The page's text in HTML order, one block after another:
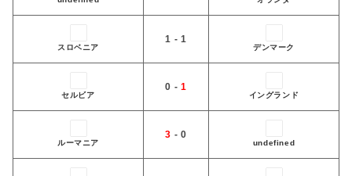
スロベニア
1 - 1
デンマーク
セルビア
0 - 1
イングランド
ルーマニア
3 - 0
undefined